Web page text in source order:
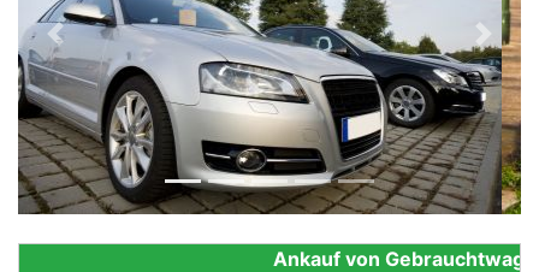
Previous Next
Ankauf von